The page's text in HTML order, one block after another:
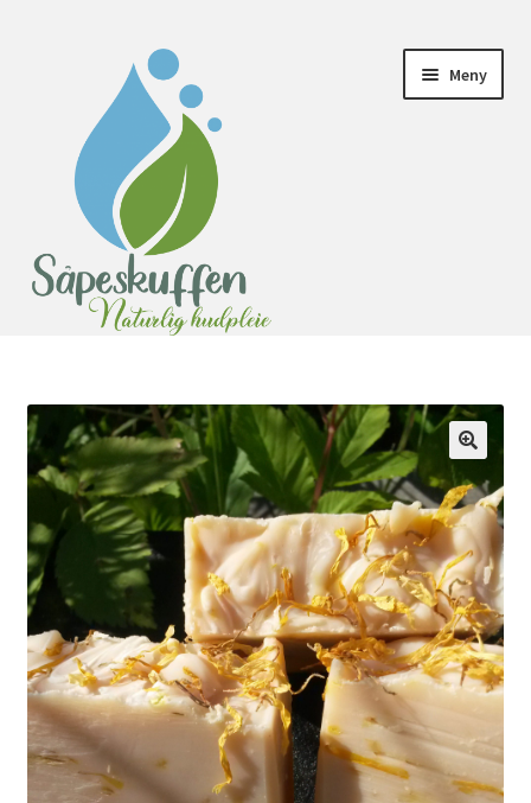
Meny
Eteriske oljer
Farge
Fortsett med Vipps
Gjestebok
Handlekurv
Hvordan lage såpe?
Kjøpsbetingelser
Min konto
Nyheter
Oljer
Om meg
Såpene
Til kassen